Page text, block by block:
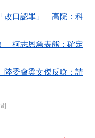
改口認罪」 高院：科
柯志恩急表態：確定
委會梁文傑反嗆：請